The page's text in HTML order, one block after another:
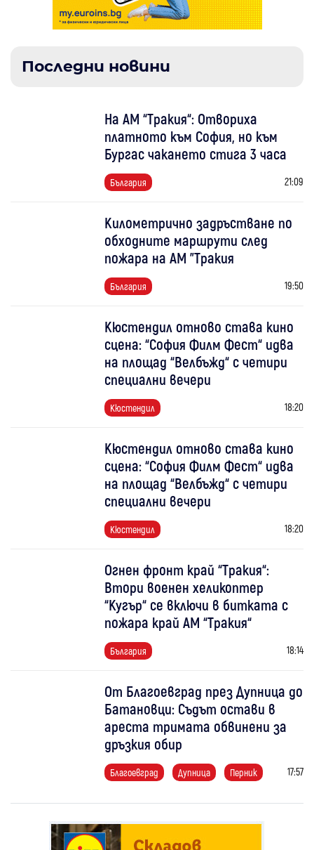
Последни новини
На АМ “Тракия“: Отвориха
платното към София, но към
Бургас чакането стига 3 часа
България 21:09
Километрично задръстване по
обходните маршрути след
пожара на АМ "Тракия
България 19:50
Кюстендил отново става кино
сцена: “София Филм Фест“ идва
на площад “Велбъжд“ с четири
специални вечери
Кюстендил 18:20
Кюстендил отново става кино
сцена: “София Филм Фест“ идва
на площад “Велбъжд“ с четири
специални вечери
Кюстендил 18:20
Огнен фронт край “Тракия“:
Втори военен хеликоптер
“Кугър“ се включи в битката с
пожара край АМ “Тракия“
България 18:14
От Благоевград през Дупница до
Батановци: Съдът остави в
ареста тримата обвинени за
дръзкия обир
Благоевград Дупница Перник 17:57